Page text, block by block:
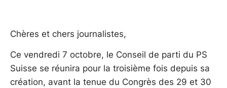
Chères et chers journalistes,
Ce vendredi 7 octobre, le Conseil de parti du PS
Suisse se réunira pour la troisième fois depuis sa
création, avant la tenue du Congrès des 29 et 30